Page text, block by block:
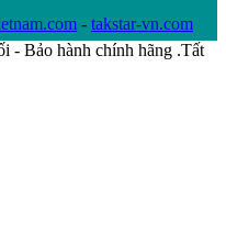
- takstar-vn.com
- Bảo hành chính hãng .Tất